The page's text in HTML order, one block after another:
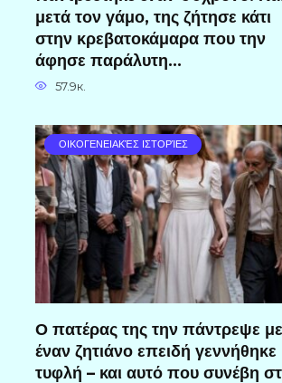
μετά τον γάμο, της ζήτησε κάτι
στην κρεβατοκάμαρα που την
άφησε παράλυτη…
57.9к.
ΟΙΚΟΓΕΝΕΙΑΚΈΣ ΙΣΤΟΡΊΕΣ
Ο πατέρας της την πάντρεψε με
έναν ζητιάνο επειδή γεννήθηκε
τυφλή – και αυτό που συνέβη